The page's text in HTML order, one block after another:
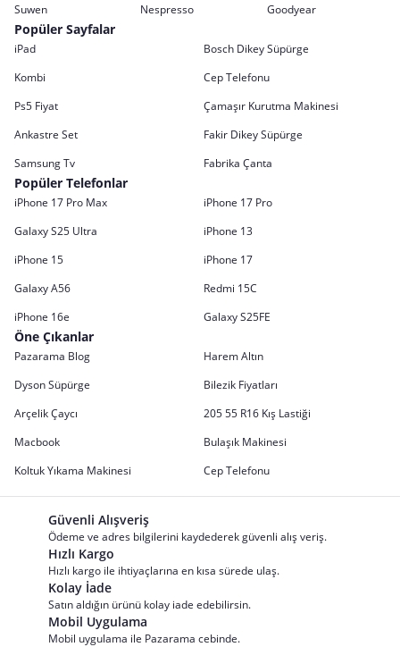
Suwen
Nespresso Goodyear
Popüler Sayfalar
iPad
Bosch Dikey Süpürge
Kombi
Cep Telefonu
Ps5 Fiyat
Çamaşır Kurutma Makinesi
Ankastre Set
Fakir Dikey Süpürge
Samsung Tv
Fabrika Çanta
Popüler Telefonlar
iPhone 17 Pro Max
iPhone 17 Pro
Galaxy S25 Ultra
iPhone 13
iPhone 15
iPhone 17
Galaxy A56
Redmi 15C
iPhone 16e
Galaxy S25FE
Öne Çıkanlar
Pazarama Blog
Harem Altın
Dyson Süpürge
Bilezik Fiyatları
Arçelik Çaycı
205 55 R16 Kış Lastiği
Macbook
Bulaşık Makinesi
Koltuk Yıkama Makinesi
Cep Telefonu
Güvenli Alışveriş
Ödeme ve adres bilgilerini kaydederek güvenli alış veriş.
Hızlı Kargo
Hızlı kargo ile ihtiyaçlarına en kısa sürede ulaş.
Kolay İade
Satın aldığın ürünü kolay iade edebilirsin.
Mobil Uygulama
Mobil uygulama ile Pazarama cebinde.